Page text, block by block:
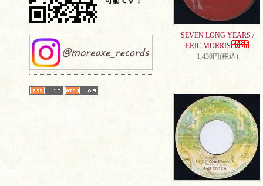
SEVEN LONG YEARS /
ERIC MORRIS
1,430円(税込)